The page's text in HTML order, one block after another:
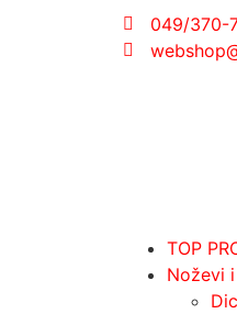
049/370-
TOP
Noževi